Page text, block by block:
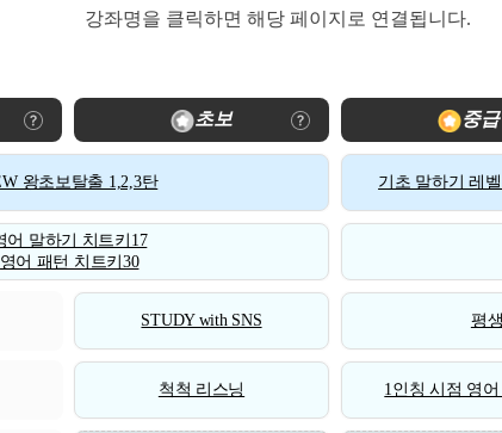
강좌명을 클릭하면 해당 페이지로 연결됩니다.
초보 중급
왕초보탈출 1,2,3탄 기초 말하기 레
어 말하기 치트키17
영어 패턴 치트키30
STUDY with SNS 평
척척 리스닝 1인칭 시점 영어